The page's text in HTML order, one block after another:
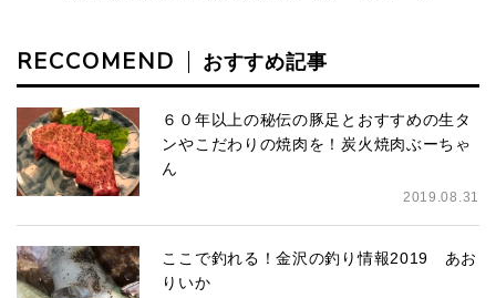
RECCOMEND おすすめ記事
６０年以上の秘伝の豚足とおすすめの生タ
ンやこだわりの焼肉を！炭火焼肉ぶーちゃ
ん
2019.08.31
ここで釣れる！金沢の釣り情報2019 あお
りいか